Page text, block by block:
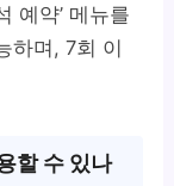
예약’ 메뉴를
하며, 7회 이
할 수 있나